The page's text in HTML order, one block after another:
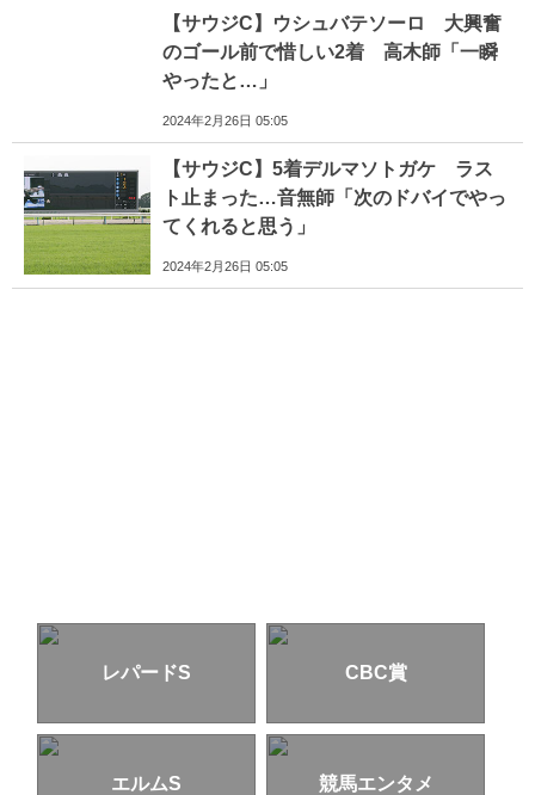
【サウジC】ウシュバテソーロ 大興奮
のゴール前で惜しい2着 高木師「一瞬
やったと…」
2024年2月26日 05:05
【サウジC】5着デルマソトガケ ラス
ト止まった…音無師「次のドバイでやっ
てくれると思う」
2024年2月26日 05:05
レパードS CBC賞
エルムS 競馬エンタメ